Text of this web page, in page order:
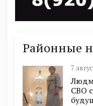
Районные
7
СВО